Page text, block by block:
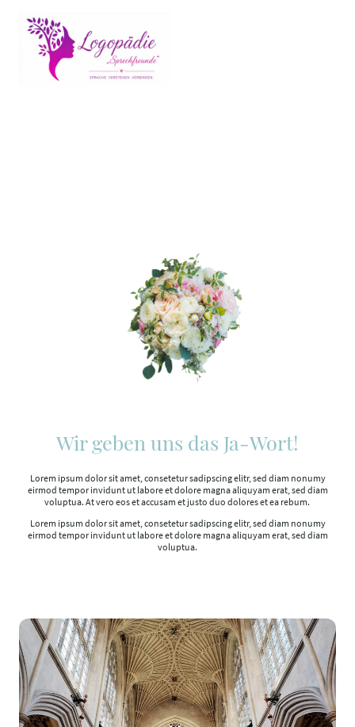
Wir geben uns das Ja-Wort!
Lorem ipsum dolor sit amet, consetetur sadipscing elitr, sed diam nonumy
eirmod tempor invidunt ut labore et dolore magna aliquyam erat, sed diam
voluptua. At vero eos et accusam et justo duo dolores et ea rebum.
Lorem ipsum dolor sit amet, consetetur sadipscing elitr, sed diam nonumy
eirmod tempor invidunt ut labore et dolore magna aliquyam erat, sed diam
voluptua.